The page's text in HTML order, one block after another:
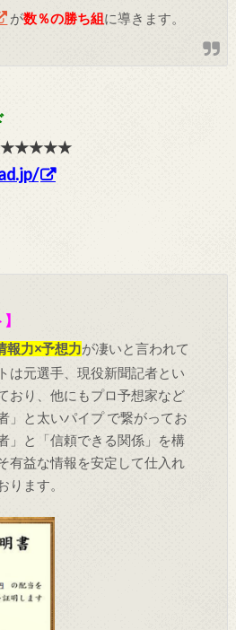
が数％の勝ち組に導きます。
報力×予想力が凄いと言われて
は元選手、現役新聞記者とい
おり、他にもプロ予想家など
」と太いパイプ で繋がってお
」と「信頼できる関係」を構
有益な情報を安定して仕入れ
ります。